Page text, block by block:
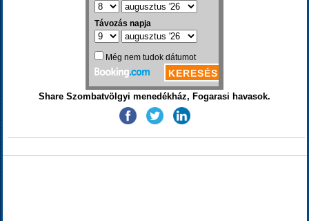
Share Szombatvölgyi menedékház, Fogarasi havasok.